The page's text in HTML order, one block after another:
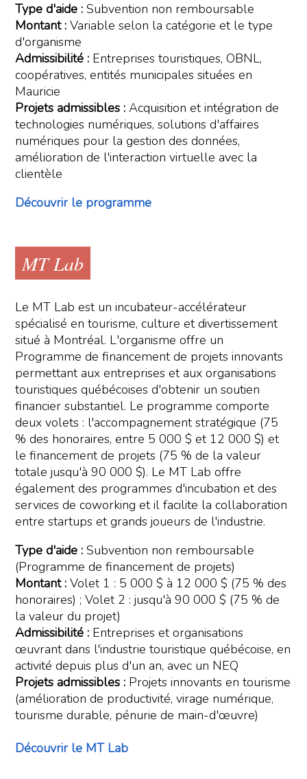
Type d'aide : Subvention non remboursable
Montant : Variable selon la catégorie et le type
d'organisme
Admissibilité : Entreprises touristiques, OBNL,
coopératives, entités municipales situées en
Mauricie
Projets admissibles : Acquisition et intégration de
technologies numériques, solutions d'affaires
numériques pour la gestion des données,
amélioration de l'interaction virtuelle avec la
clientèle
Découvrir le programme
MT Lab
Le MT Lab est un incubateur-accélérateur
spécialisé en tourisme, culture et divertissement
situé à Montréal. L'organisme offre un
Programme de financement de projets innovants
permettant aux entreprises et aux organisations
touristiques québécoises d'obtenir un soutien
financier substantiel. Le programme comporte
deux volets : l'accompagnement stratégique (75
% des honoraires, entre 5 000 $ et 12 000 $) et
le financement de projets (75 % de la valeur
totale jusqu'à 90 000 $). Le MT Lab offre
également des programmes d'incubation et des
services de coworking et il facilite la collaboration
entre startups et grands joueurs de l'industrie.
Type d'aide : Subvention non remboursable
(Programme de financement de projets)
Montant :Volet 1 : 5 000 $ à 12 000 $ (75 % des
honoraires) ; Volet 2 : jusqu'à 90 000 $ (75 % de
la valeur du projet)
Admissibilité : Entreprises et organisations
œuvrant dans l'industrie touristique québécoise, en
activité depuis plus d'un an, avec un NEQ
Projets admissibles : Projets innovants en tourisme
(amélioration de productivité, virage numérique,
tourisme durable, pénurie de main-d'œuvre)
Découvrir le MT Lab